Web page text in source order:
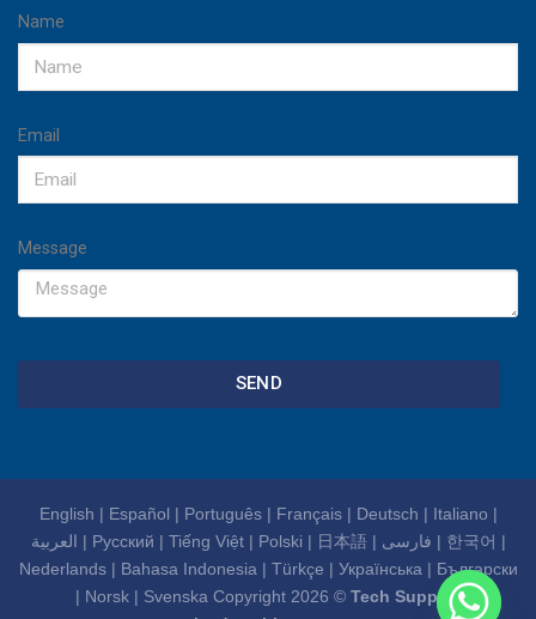
Name
Email
Message
SEND
English | Español | Português| Français| Deutsch | Italiano |
العربية | Русский | Tiếng Việt| Polski | 日本語| فارسی | 한국어 |
Nederlands| Bahasa Indonesia | Türkçe | Українська | Български
| Norsk | Svenska Copyright 2026 © Tech Support